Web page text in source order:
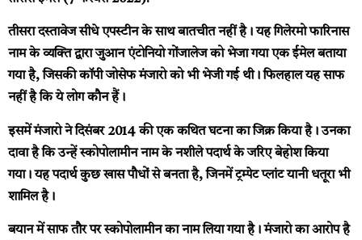
तीसरा दस्तावेज सीधे एपस्टीन के साथ बातचीत नहीं है। यह गिलेरमो फारिनास
नाम के व्यक्ति द्वारा जुआन एंटोनियो गोंजालेज को भेजा गया एक ईमेल बताया
गया है, जिसकी कॉपी जोसेफ मंजारो को भी भेजी गई थी। फिलहाल यह साफ
नहीं है कि ये लोग कौन हैं।
इसमें मंजारो ने दिसंबर 2014 की एक कथित घटना का जिक्र किया है। उनका
दावा है कि उन्हें स्कोपोलामीन नाम के नशीले पदार्थ के जरिए बेहोश किया
गया। यह पदार्थ कुछ खास पौधों से बनता है, जिनमें ट्रम्पेट प्लांट यानी धतूरा भी
शामिल है।
बयान में साफ तौर पर स्कोपोलामीन का नाम लिया गया है। मंजारो का आरोप है